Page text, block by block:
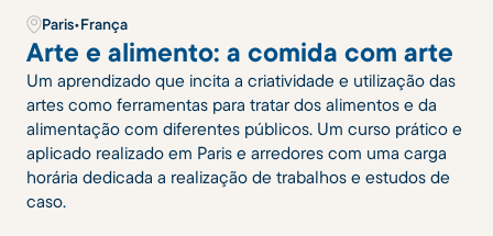
Paris•França
Arte e alimento: a comida com arte
Um aprendizado que incita a criatividade e utilização das
artes como ferramentas para tratar dos alimentos e da
alimentação com diferentes públicos. Um curso prático e
aplicado realizado em Paris e arredores com uma carga
horária dedicada a realização de trabalhos e estudos de
caso.